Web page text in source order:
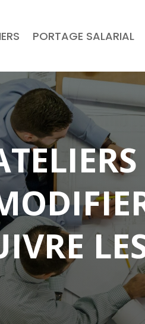
PORTAGE SALARIAL